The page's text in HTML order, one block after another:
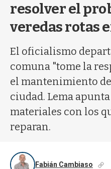
resolver el
veredas rotas
El oficialismo
comuna "tome la
el mantenimiento
ciudad. Lema
materiales con los
reparan.
Fabián Cambiaso